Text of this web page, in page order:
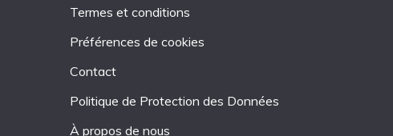
Termes et conditions
Préférences de cookies
Contact
Politique de Protection des Données
À propos de nous